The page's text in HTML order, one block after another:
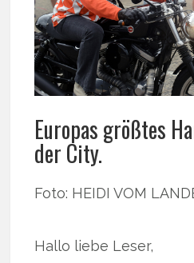
Europas größtes
der City.
Foto: HEIDI VOM
Hallo liebe Leser,